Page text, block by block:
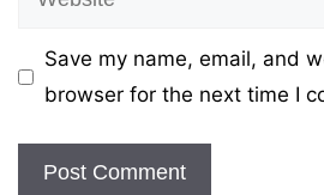
Save my name, email, and
browser for the next time I